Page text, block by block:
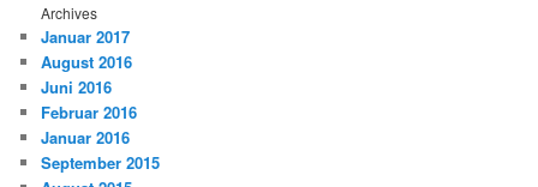
Archives
Januar 2017
August 2016
Juni 2016
Februar 2016
Januar 2016
September 2015